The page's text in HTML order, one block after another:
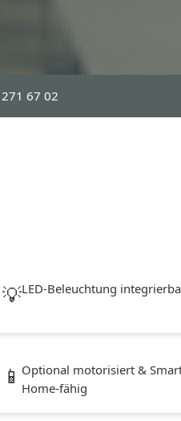
67 02
💡LED-Beleuchtung
📱 Optional motorisiert &
Home-fähig